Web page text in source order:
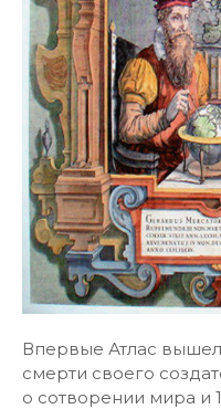
Впервые Атлас вышел
смерти своего
о сотворении мира и